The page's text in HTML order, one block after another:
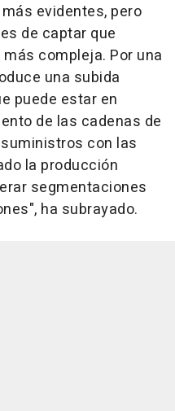
evidentes, pero
de captar que
compleja. Por una
una subida
puede estar en
de las cadenas de
con las
la producción
segmentaciones
ha subrayado.